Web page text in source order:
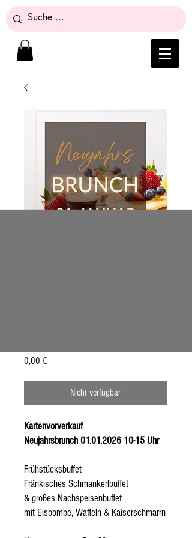
0,00 €Preis
Nicht verfügbar
Kartenvorverkauf
Neujahrsbrunch 01.01.2026 10-15 Uhr
Frühstücksbuffet
Fränkisches Schmankerlbuffet
& großes Nachspeisenbuffet
mit Eisbombe, Waffeln & Kaiserschmarrn